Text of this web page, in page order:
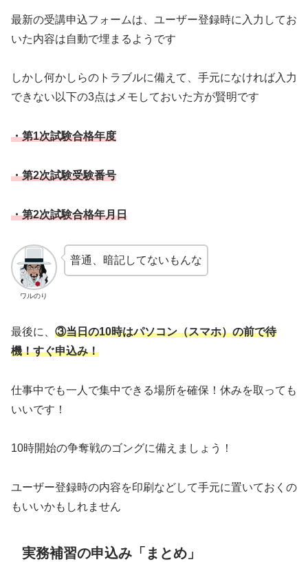
最新の受講申込フォームは、ユーザー登録時に入力してお
いた内容は自動で埋まるようです
しかし何かしらのトラブルに備えて、手元になければ入力
できない以下の3点はメモしておいた方が賢明です
・第1次試験合格年度
・第2次試験受験番号
・第2次試験合格年月日
ワルのり
普通、暗記してないもんな
最後に、 ③当日の10時はパソコン（スマホ）の前で待
機！すぐ申込み！
仕事中でも一人で集中できる場所を確保！休みを取っても
いいです！
10時開始の争奪戦のゴングに備えましょう！
ユーザー登録時の内容を印刷などして手元に置いておくの
もいいかもしれません
実務補習の申込み「まとめ」